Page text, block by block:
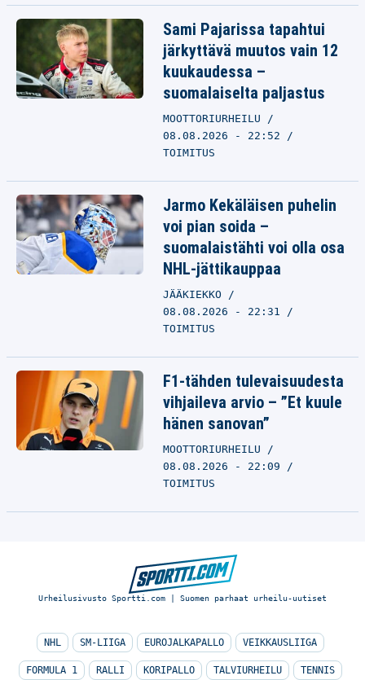
Sami Pajarissa tapahtui
järkyttävä muutos vain 12
kuukaudessa –
suomalaiselta paljastus
MOOTTORIURHEILU
08.08.2026 - 22:52
TOIMITUS
Jarmo Kekäläisen puhelin
voi pian soida –
suomalaistähti voi olla osa
NHL-jättikauppaa
JÄÄKIEKKO
08.08.2026 - 22:31
TOIMITUS
F1-tähden tulevaisuudesta
vihjaileva arvio – ”Et kuule
hänen sanovan”
MOOTTORIURHEILU
08.08.2026 - 22:09
TOIMITUS
Urheilusivusto Sportti.com | Suomen parhaat urheilu-uutiset
NHL SM-LIIGA EUROJALKAPALLO VEIKKAUSLIIGA
FORMULA 1 RALLI KORIPALLO TALVIURHEILU TENNIS